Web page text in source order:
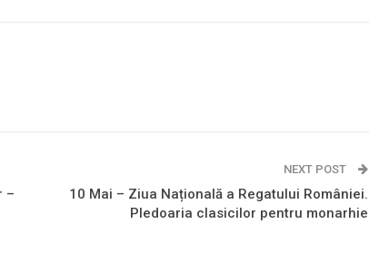
–
NEXT POST
10 Mai – Ziua Națională a Regatului României.
Pledoaria clasicilor pentru monarhie